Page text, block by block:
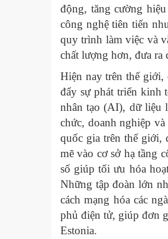
động, tăng cường
công nghệ tiên tiến
quy trình làm việc và
chất lượng hơn, đưa
Hiện nay trên thế giới,
đẩy sự phát triển kinh
nhân tạo (AI), dữ liệu
chức, doanh nghiệp
quốc gia trên thế giới,
mẽ vào cơ sở hạ tầng
số giúp tối ưu hóa
Những tập đoàn lớn
cách mạng hóa các
phủ điện tử, giúp đơn
Estonia.